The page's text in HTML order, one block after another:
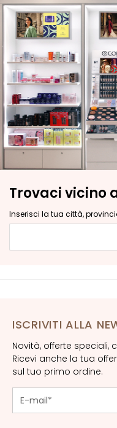
i
a
l
u
r
o
n
i
c
o
P
r
o
t
e
z
v
i
s
o
e
Trovaci vicino
Inserisci la tua città,
ISCRIVITI ALLA
Novità, offerte speciali,
Ricevi anche la tua
sul tuo primo ordine.